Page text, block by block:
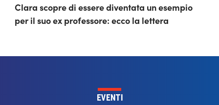
Clara scopre di essere diventata un esempio
per il suo ex professore: ecco la lettera
EVENTI